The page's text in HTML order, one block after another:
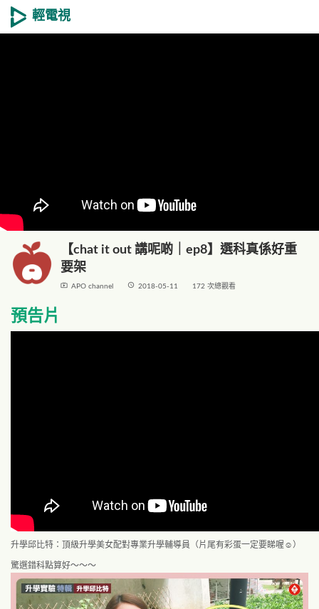
輕電視
【chat it out 講呢啲｜ep8】選科真係好重
要架
live_tv APO channel access_time 2018-05-11 172 次總觀看
預告片
升學邱比特：頂級升學美女配對專業升學輔導員（片尾有彩蛋一定要睇喔☺）
驚選錯科點算好～～～